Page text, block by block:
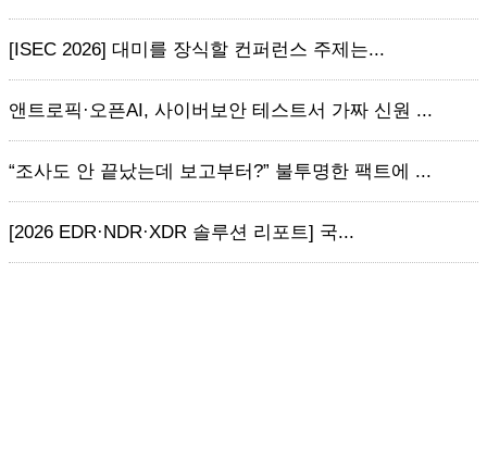
[ISEC 2026] 대미를 장식할 컨퍼런스 주제는...
앤트로픽·오픈AI, 사이버보안 테스트서 가짜 신원 ...
“조사도 안 끝났는데 보고부터?” 불투명한 팩트에 ...
[2026 EDR·NDR·XDR 솔루션 리포트] 국...